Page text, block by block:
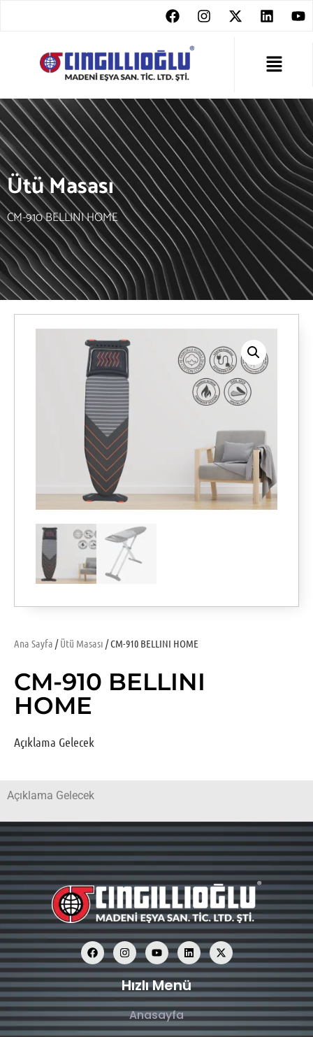
Ütü Masası
CM-910 BELLINI HOME
Ana Sayfa /Ütü Masası / CM-910 BELLINI HOME
CM-910 BELLINI
HOME
Açıklama Gelecek
Açıklama Gelecek
Hızlı Menü
Anasayfa